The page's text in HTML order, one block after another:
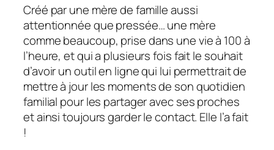
Créé par une mère de famille aussi
attentionnée que pressée… une mère
comme beaucoup, prise dans une vie à 100 à
l’heure, et qui a plusieurs fois fait le souhait
d’avoir un outil en ligne qui lui permettrait de
mettre à jour les moments de son quotidien
familial pour les partager avec ses proches
et ainsi toujours garder le contact. Elle l’a fait
!